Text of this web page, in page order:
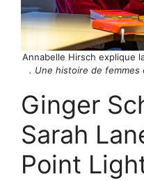
Annabelle Hirsch explique
. Une histoire de femmes
Ginger
Sarah
Point